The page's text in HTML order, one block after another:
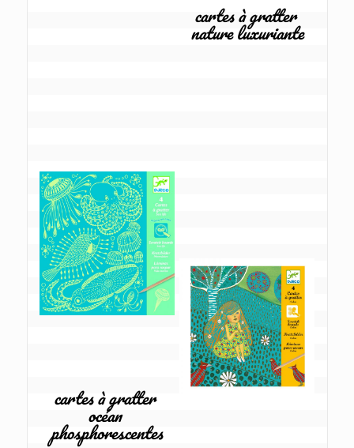
cartes à gratter
nature luxuriante
cartes à gratter
océan
phosphorescentes